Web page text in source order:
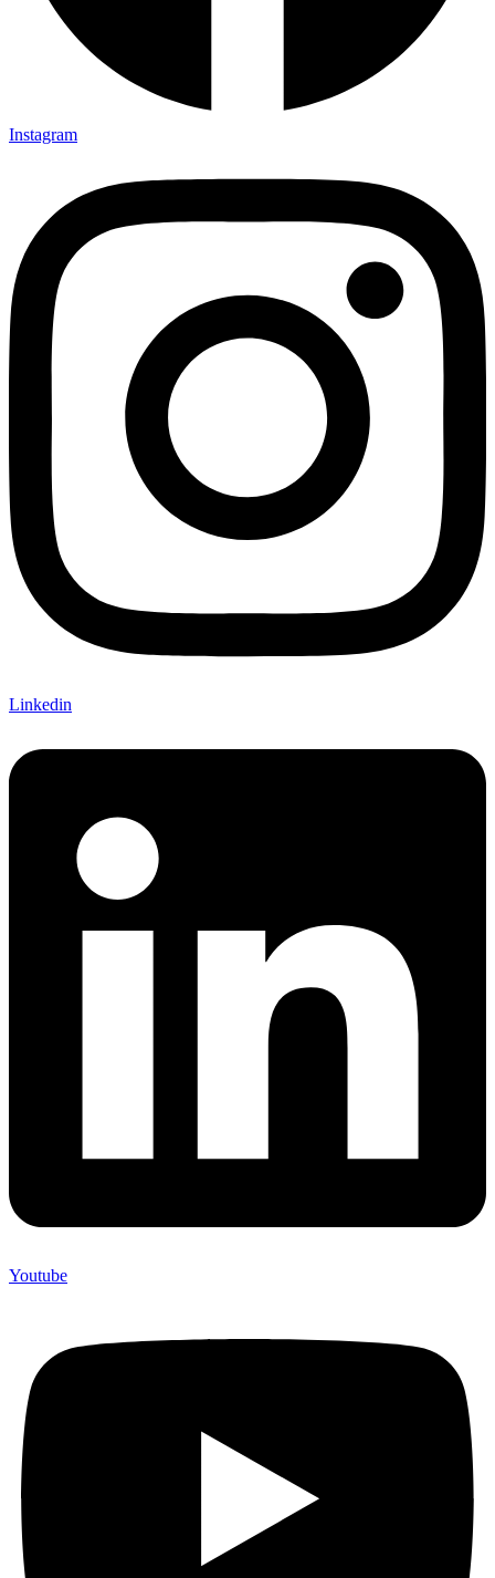
Instagram
Linkedin
Youtube